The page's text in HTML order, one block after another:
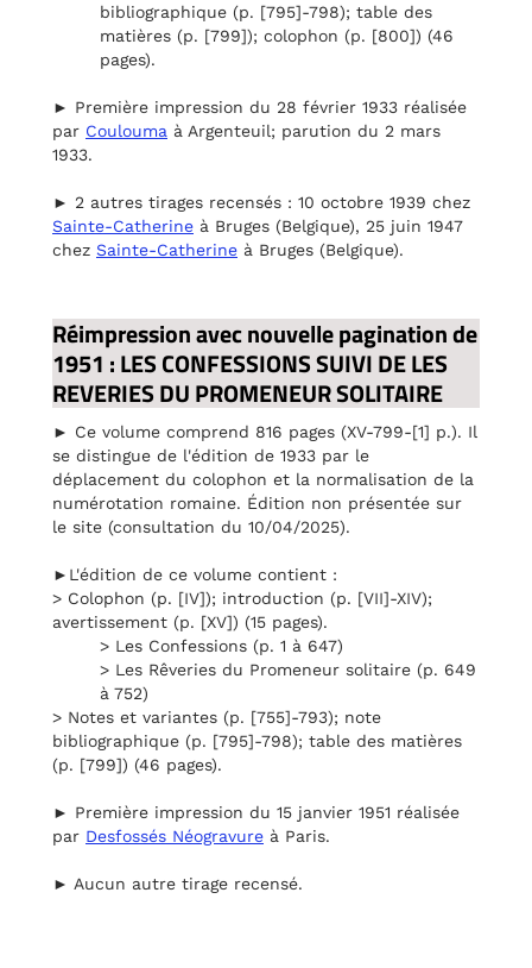
bibliographique (p. [795]-798); table des
matières (p. [799]); colophon (p. [800]) (46
pages).
► Première impression du 28 février 1933 réalisée
par Coulouma à Argenteuil; parution du 2 mars
1933.
► 2 autres tirages recensés : 10 octobre 1939 chez
Sainte-Catherine à Bruges (Belgique), 25 juin 1947
chez Sainte-Catherine à Bruges (Belgique).
Réimpression avec nouvelle pagination de
1951 : LES CONFESSIONS SUIVI DE LES
REVERIES DU PROMENEUR SOLITAIRE
► Ce volume comprend 816 pages (XV-799-[1] p.). Il
se distingue de l'édition de 1933 par le
déplacement du colophon et la normalisation de la
numérotation romaine. Édition non présentée sur
le site (consultation du 10/04/2025).
►L'édition de ce volume contient :
> Colophon (p. [IV]); introduction (p. [VII]-XIV);
avertissement (p. [XV]) (15 pages).
> Les Confessions (p. 1 à 647)
> Les Rêveries du Promeneur solitaire (p. 649
à 752)
> Notes et variantes (p. [755]-793); note
bibliographique (p. [795]-798); table des matières
(p. [799]) (46 pages).
► Première impression du 15 janvier 1951 réalisée
par Desfossés Néogravure à Paris.
► Aucun autre tirage recensé.